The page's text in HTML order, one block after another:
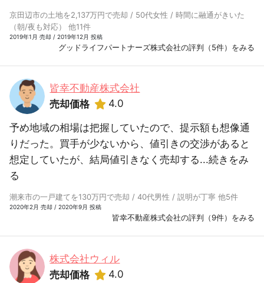
京田辺市の土地を2,137万円で売却 / 50代女性 / 時間に融通がきいた
（朝/夜も対応） 他11件
2019年1月 売却 / 2019年12月 投稿
グッドライフパートナーズ株式会社の評判（5件）をみる
皆幸不動産株式会社
売却価格
4.0
予め地域の相場は把握していたので、提示額も想像通
りだった。買手が少ないから、値引きの交渉があると
想定していたが、結局値引きなく売却する...続きをみ
る
潮来市の一戸建てを130万円で売却 / 40代男性 / 説明が丁寧 他5件
2020年2月 売却 / 2020年9月 投稿
皆幸不動産株式会社の評判（9件）をみる
株式会社ウィル
売却価格
4.0